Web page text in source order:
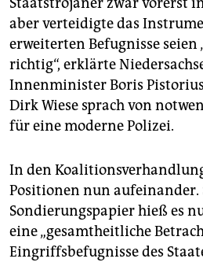
aber verteidigte das
erweiterten Befugnisse
richtig“, erklärte
Innenminister Boris
Dirk Wiese sprach von
für eine moderne Polizei.
In den
Positionen nun aufeinander.
Sondierungspapier hieß es
eine „gesamtheitliche
Eingriffsbefugnisse des